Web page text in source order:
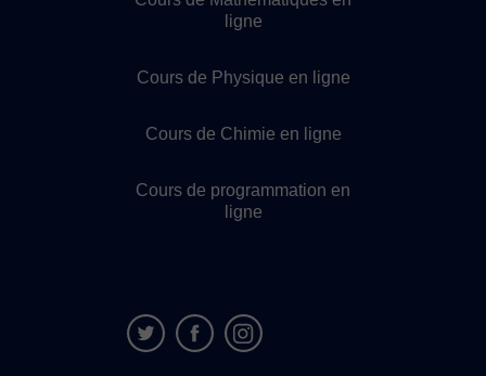
ligne
Cours de Physique en ligne
Cours de Chimie en ligne
Cours de programmation en
ligne